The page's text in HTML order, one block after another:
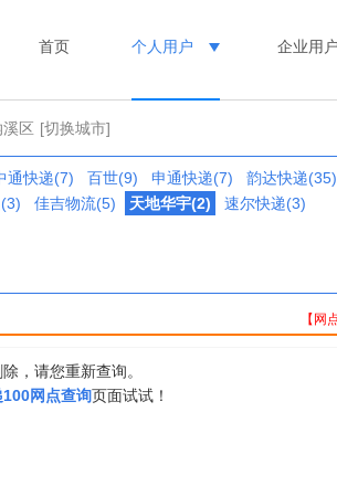
首页 个人用户 企业用户
区 [切换城市]
通快递(7) 百世(9) 申通快递(7) 韵达快递(35)
佳吉物流(5) 天地华宇(2)
速尔快递(3)
【
，请您重新查询。
100网点查询页面试试！